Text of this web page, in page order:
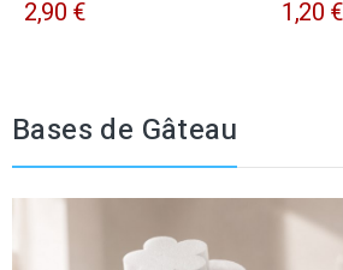
2,90 € 1,20 €
Bases de Gâteau